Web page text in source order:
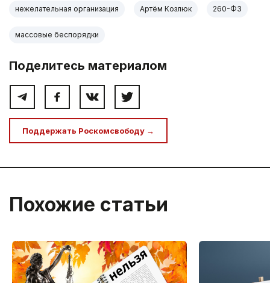
нежелательная организация Артём Козлюк 260-ФЗ
массовые беспорядки
Поделитесь материалом
Поддержать Роскомсвободу →
Похожие статьи